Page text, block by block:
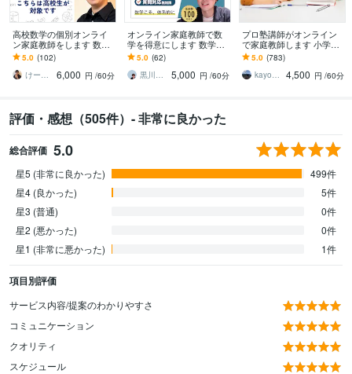
高校数学の個別オンライ
ン家庭教師をします 数学
が楽しくなる体験を！
（体験授業として初回割
引中です）
5.0 (102)
けーさくの数学教室
6,000 円 /60分
オンライン家庭教師で数
学を得意にします 数学の
「論理」を学び、「分か
った！」をつくる個別指
導
5.0 (62)
黒川真宙丨論理で学ぶ数学の個別指導
5,000 円 /60分
プロ塾講師がオンライン
で家庭教師します 小学生
／中学生／高校生対象の
授業をします
5.0 (783)
kayo_chan
4,500 円 /60分
評価・感想（505件）- 非常に良かった
総合評価 5.0
星5 (非常に良かった)
499件
星4 (良かった)
5件
星3 (普通)
0件
星2 (悪かった)
0件
星1 (非常に悪かった)
1件
項目別評価
サービス内容/提案のわかりやすさ
コミュニケーション
クオリティ
スケジュール